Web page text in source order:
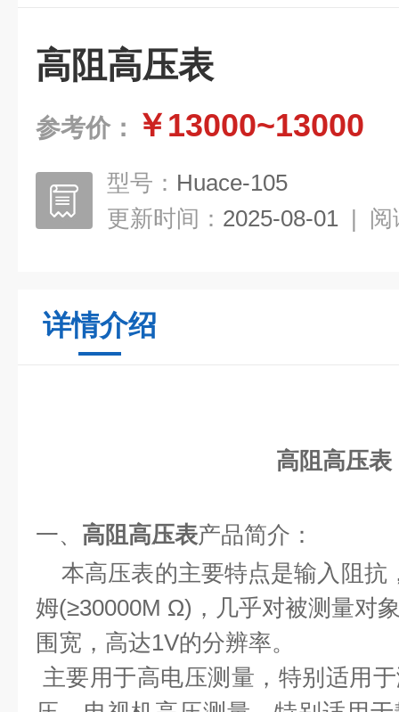
高阻高压表
参考价： ￥13000~13000
型号： Huace-105
更新时间： 2025-08-01 | 阅
详情介绍
高阻高压表
一、 高阻高压表产品简介：
本高压表的主要特点是输入阻抗
姆(≥30000M Ω) ，几乎对被测量对
围宽，高达1V的分辨率。
主要用于高电压测量，特别适用